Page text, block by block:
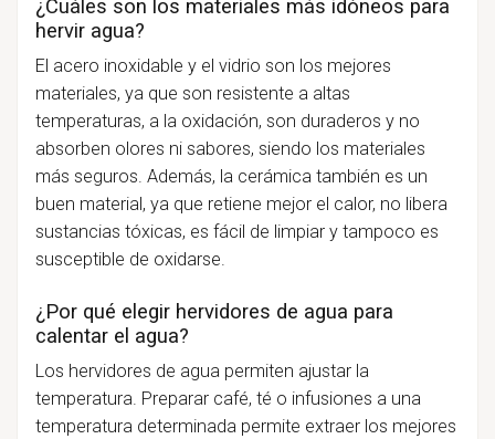
¿Cuáles son los materiales más idóneos para
hervir agua?
El acero inoxidable y el vidrio son los mejores
materiales, ya que son resistente a altas
temperaturas, a la oxidación, son duraderos y no
absorben olores ni sabores, siendo los materiales
más seguros. Además, la cerámica también es un
buen material, ya que retiene mejor el calor, no libera
sustancias tóxicas, es fácil de limpiar y tampoco es
susceptible de oxidarse.
¿Por qué elegir hervidores de agua para
calentar el agua?
Los hervidores de agua permiten ajustar la
temperatura. Preparar café, té o infusiones a una
temperatura determinada permite extraer los mejores